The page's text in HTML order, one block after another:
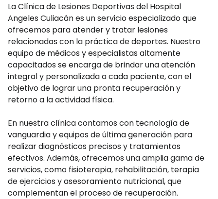
La Clínica de Lesiones Deportivas del Hospital
Angeles Culiacán es un servicio especializado que
ofrecemos para atender y tratar lesiones
relacionadas con la práctica de deportes. Nuestro
equipo de médicos y especialistas altamente
capacitados se encarga de brindar una atención
integral y personalizada a cada paciente, con el
objetivo de lograr una pronta recuperación y
retorno a la actividad física.
En nuestra clínica contamos con tecnología de
vanguardia y equipos de última generación para
realizar diagnósticos precisos y tratamientos
efectivos. Además, ofrecemos una amplia gama de
servicios, como fisioterapia, rehabilitación, terapia
de ejercicios y asesoramiento nutricional, que
complementan el proceso de recuperación.